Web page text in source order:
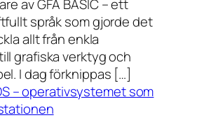
av GFA BASIC – ett
språk som gjorde det
allt från enkla
grafiska verktyg och
I dag förknippas […]
– operativsystemet som